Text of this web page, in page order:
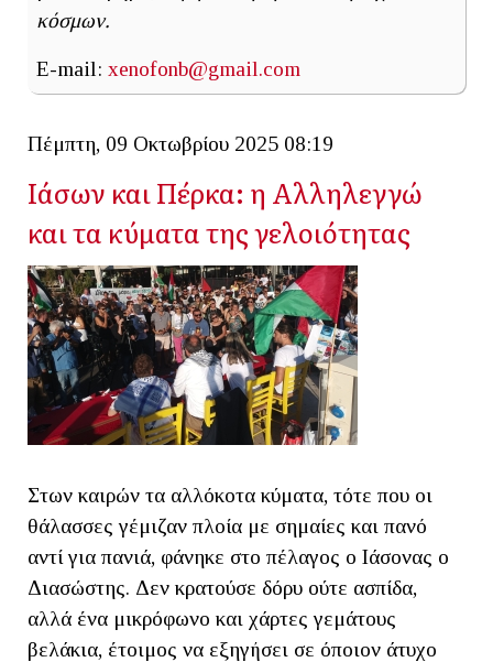
κόσμων.
E-mail: xenofonb@gmail.com
Πέμπτη, 09 Οκτωβρίου 2025 08:19
Ιάσων και Πέρκα: η Αλληλεγγώ
και τα κύματα της γελοιότητας
Στων καιρών τα αλλόκοτα κύματα, τότε που οι
θάλασσες γέμιζαν πλοία με σημαίες και πανό
αντί για πανιά, φάνηκε στο πέλαγος ο Ιάσονας ο
Διασώστης. Δεν κρατούσε δόρυ ούτε ασπίδα,
αλλά ένα μικρόφωνο και χάρτες γεμάτους
βελάκια, έτοιμος να εξηγήσει σε όποιον άτυχο